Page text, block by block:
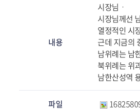
내용
시장님ㆍ
시장님께선
열정적인 시
근데 지금의
남위례는 남
북위례는 위
남한산성역
파일